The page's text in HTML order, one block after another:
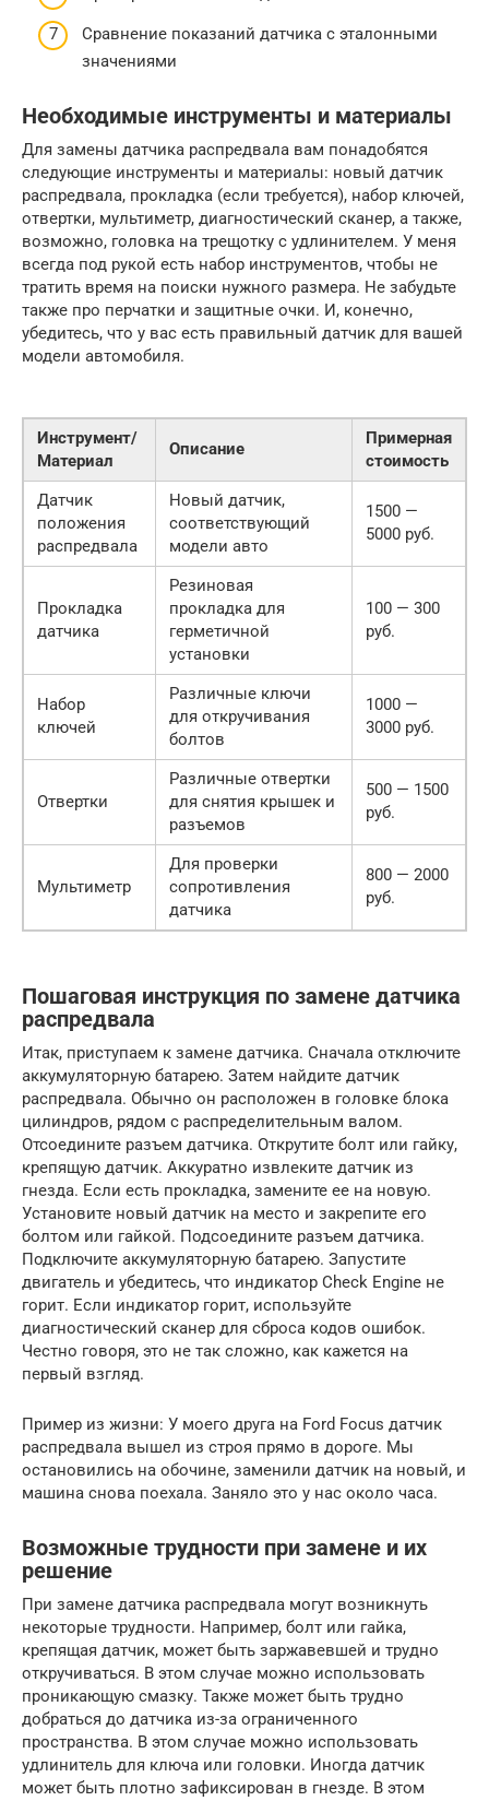
Сравнение показаний датчика с эталонными
значениями
Необходимые инструменты и материалы
Для замены датчика распредвала вам понадобятся
следующие инструменты и материалы: новый датчик
распредвала, прокладка (если требуется), набор ключей,
отвертки, мультиметр, диагностический сканер, а также,
возможно, головка на трещотку с удлинителем. У меня
всегда под рукой есть набор инструментов, чтобы не
тратить время на поиски нужного размера. Не забудьте
также про перчатки и защитные очки. И, конечно,
убедитесь, что у вас есть правильный датчик для вашей
модели автомобиля.
Инструмент/
Материал
Описание
Примерная
стоимость
Датчик
положения
распредвала
Новый датчик,
соответствующий
модели авто
1500 —
5000 руб.
Прокладка
датчика
Резиновая
прокладка для
герметичной
установки
100 — 300
руб.
Набор
ключей
Различные ключи
для откручивания
болтов
1000 —
3000 руб.
Отвертки
Различные отвертки
для снятия крышек и
разъемов
500 — 1500
руб.
Мультиметр
Для проверки
сопротивления
датчика
800 — 2000
руб.
Пошаговая инструкция по замене датчика
распредвала
Итак, приступаем к замене датчика. Сначала отключите
аккумуляторную батарею. Затем найдите датчик
распредвала. Обычно он расположен в головке блока
цилиндров, рядом с распределительным валом.
Отсоедините разъем датчика. Открутите болт или гайку,
крепящую датчик. Аккуратно извлеките датчик из
гнезда. Если есть прокладка, замените ее на новую.
Установите новый датчик на место и закрепите его
болтом или гайкой. Подсоедините разъем датчика.
Подключите аккумуляторную батарею. Запустите
двигатель и убедитесь, что индикатор Check Engine не
горит. Если индикатор горит, используйте
диагностический сканер для сброса кодов ошибок.
Честно говоря, это не так сложно, как кажется на
первый взгляд.
Пример из жизни: У моего друга на Ford Focus датчик
распредвала вышел из строя прямо в дороге. Мы
остановились на обочине, заменили датчик на новый, и
машина снова поехала. Заняло это у нас около часа.
Возможные трудности при замене и их
решение
При замене датчика распредвала могут возникнуть
некоторые трудности. Например, болт или гайка,
крепящая датчик, может быть заржавевшей и трудно
откручиваться. В этом случае можно использовать
проникающую смазку. Также может быть трудно
добраться до датчика из-за ограниченного
пространства. В этом случае можно использовать
удлинитель для ключа или головки. Иногда датчик
может быть плотно зафиксирован в гнезде. В этом